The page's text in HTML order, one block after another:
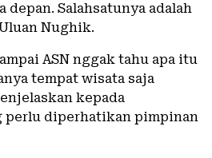
depan. Salahsatunya adalah
Nughik.
ASN nggak tahu apa itu
tempat wisata saja
kepada
perlu diperhatikan pimpinan